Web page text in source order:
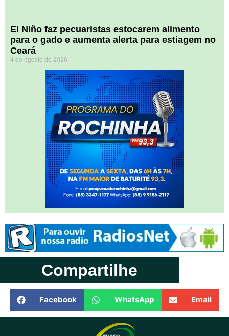
El Niño faz pecuaristas estocarem alimento
para o gado e aumenta alerta para estiagem no
Ceará
4 de agosto de 2026
Compartilhe
Facebook WhatsApp Email